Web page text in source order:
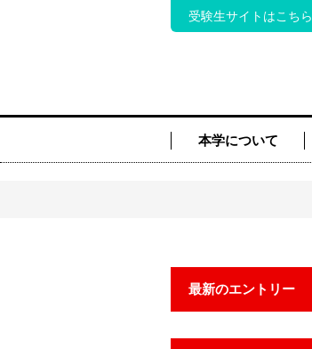
受験生サイトはこちら
本学について
最新のエントリー